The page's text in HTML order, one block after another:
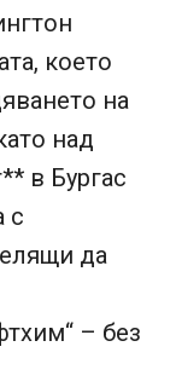
което
на
над
в Бургас
с
да
– без